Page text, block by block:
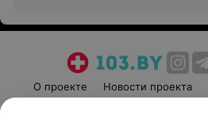
О проекте Новости проекта